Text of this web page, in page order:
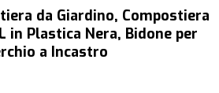
da Giardino, Compostiera
in Plastica Nera, Bidone per
a Incastro